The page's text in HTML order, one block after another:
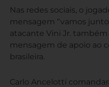
Nas redes sociais, o
mensagem “vamos
atacante Vini Jr.
mensagem de apoio ao
brasileira.
Carlo Ancelotti